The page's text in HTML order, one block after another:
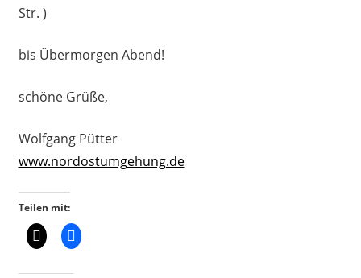
Str. )
bis Übermorgen Abend!
schöne Grüße,
Wolfgang Pütter
www.nordostumgehung.de
Teilen mit: